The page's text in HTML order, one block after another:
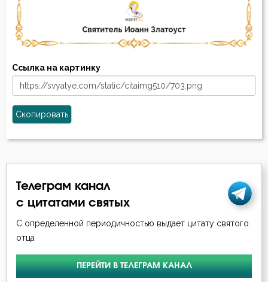
Ссылка на картинку
Скопировать
Телеграм канал
с цитатами святых
С определенной периодичностью выдает цитату святого
отца
ПЕРЕЙТИ В ТЕЛЕГРАМ КАНАЛ